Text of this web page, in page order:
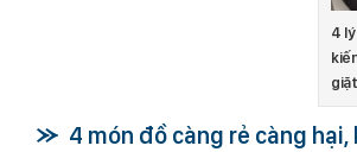
4
4 món đồ càng rẻ càng hại,